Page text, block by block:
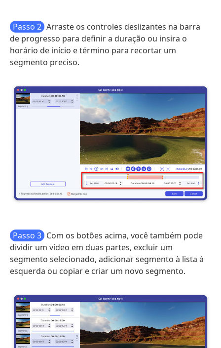
Passo 2 Arraste os controles deslizantes na barra
de progresso para definir a duração ou insira o
horário de início e término para recortar um
segmento preciso.
Passo 3 Com os botões acima, você também pode
dividir um vídeo em duas partes, excluir um
segmento selecionado, adicionar segmento à lista à
esquerda ou copiar e criar um novo segmento.